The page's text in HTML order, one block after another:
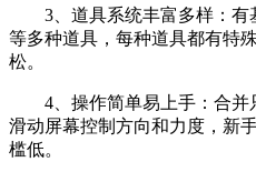
3、道具系统丰富多样：有
等多种道具，每种道具都有特
松。
4、操作简单易上手：合并
滑动屏幕控制方向和力度，新
槛低。